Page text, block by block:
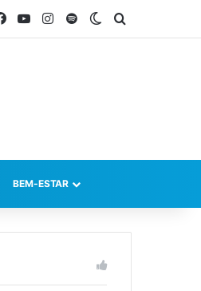
FacebookYouTubeInstagram
SpotifySwitch skin
BEM-ESTAR